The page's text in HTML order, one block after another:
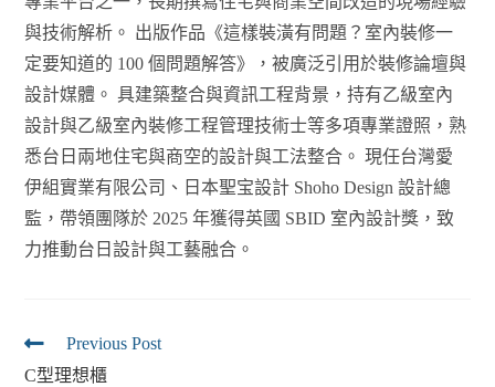
與技術解析。 出版作品《這樣裝潢有問題？室內裝修一
定要知道的 100 個問題解答》，被廣泛引用於裝修論壇與
設計媒體。 具建築整合與資訊工程背景，持有乙級室內
設計與乙級室內裝修工程管理技術士等多項專業證照，熟
悉台日兩地住宅與商空的設計與工法整合。 現任台灣愛
伊組實業有限公司、日本聖宝設計 Shoho Design 設計總
監，帶領團隊於 2025 年獲得英國 SBID 室內設計獎，致
力推動台日設計與工藝融合。
Previous Post
C型理想櫃